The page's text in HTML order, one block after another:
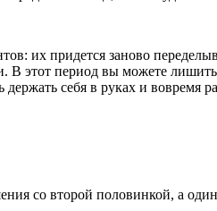
их придется заново
В этот период вы можете
себя в руках и вовремя
со второй половинкой, а